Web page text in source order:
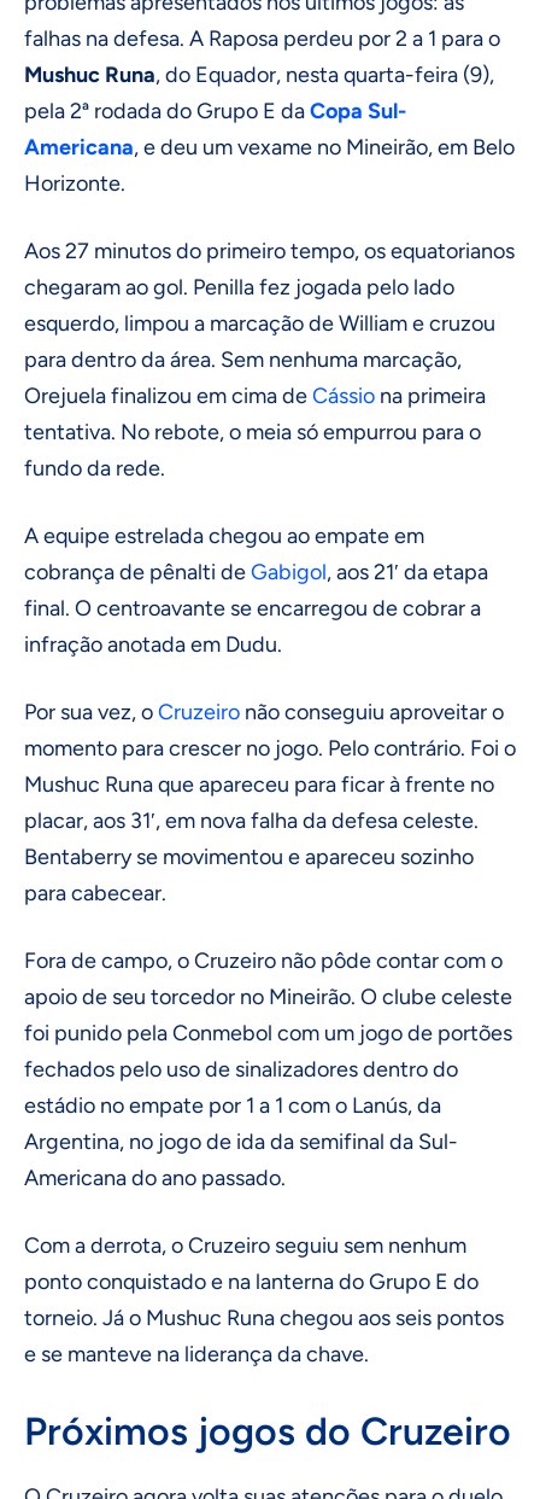
falhas na defesa. A Raposa perdeu por 2 a 1 para o
Mushuc Runa, do Equador, nesta quarta-feira (9),
pela 2ª rodada do Grupo E daCopa Sul-
Americana, e deu um vexame no Mineirão, em Belo
Horizonte.
Aos 27 minutos do primeiro tempo, os equatorianos
chegaram ao gol. Penilla fez jogada pelo lado
esquerdo, limpou a marcação de William e cruzou
para dentro da área. Sem nenhuma marcação,
Orejuela finalizou em cima deCássio na primeira
tentativa. No rebote, o meia só empurrou para o
fundo da rede.
A equipe estrelada chegou ao empate em
cobrança de pênalti deGabigol, aos 21′ da etapa
final. O centroavante se encarregou de cobrar a
infração anotada em Dudu.
Por sua vez, oCruzeiro não conseguiu aproveitar o
momento para crescer no jogo. Pelo contrário. Foi o
Mushuc Runa que apareceu para ficar à frente no
placar, aos 31′, em nova falha da defesa celeste.
Bentaberry se movimentou e apareceu sozinho
para cabecear.
Fora de campo, o Cruzeiro não pôde contar com o
apoio de seu torcedor no Mineirão. O clube celeste
foi punido pela Conmebol com um jogo de portões
fechados pelo uso de sinalizadores dentro do
estádio no empate por 1 a 1 com o Lanús, da
Argentina, no jogo de ida da semifinal da Sul-
Americana do ano passado.
Com a derrota, o Cruzeiro seguiu sem nenhum
ponto conquistado e na lanterna do Grupo E do
torneio. Já o Mushuc Runa chegou aos seis pontos
e se manteve na liderança da chave.
Próximos jogos do Cruzeiro